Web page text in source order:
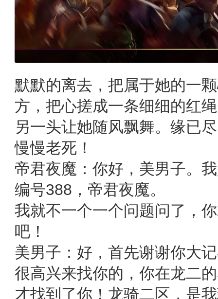
默默的离去，把属于她的一
方，把心搓成一条细细的红
另一头让她随风飘舞。缘已
慢慢老死！
帝君夜魔：你好，美男子。
编号388，帝君夜魔。
我就不一个一个问题问了，
吧！
美男子：好，首先谢谢你大
很高兴来找你的，你在龙二
才找到了你！龙骑二区，是